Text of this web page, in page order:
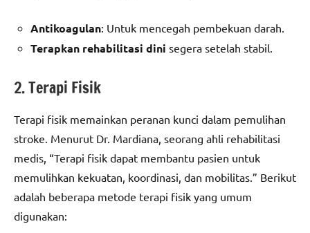
Antikoagulan: Untuk mencegah pembekuan darah.
Terapkan rehabilitasi dini segera setelah stabil.
2. Terapi Fisik
Terapi fisik memainkan peranan kunci dalam pemulihan
stroke. Menurut Dr. Mardiana, seorang ahli rehabilitasi
medis, “Terapi fisik dapat membantu pasien untuk
memulihkan kekuatan, koordinasi, dan mobilitas.” Berikut
adalah beberapa metode terapi fisik yang umum
digunakan: